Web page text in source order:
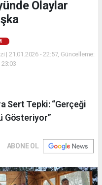
Olaylar
| 21.01.2026 - 22:57, Güncelleme:
Sert Tepki: “Gerçeği
Gösteriyor”
ABONE OL